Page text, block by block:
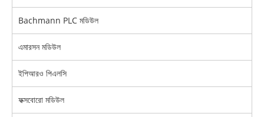
Bachmann PLC মডিউল
এমারসন মডিউল
ইপিআরও পিএলসি
ফক্সবোরো মডিউল